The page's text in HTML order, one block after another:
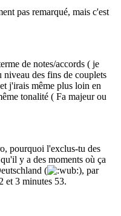
pas remarqué, mais c'est
de notes/accords ( je
niveau des fins de couplets
j'irais même plus loin en
tonalité ( Fa majeur ou
pourquoi l'exclus-tu des
y a des moments où ça
(
), par
et 3 minutes 53.